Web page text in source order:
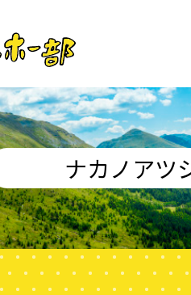
ナカノアツ